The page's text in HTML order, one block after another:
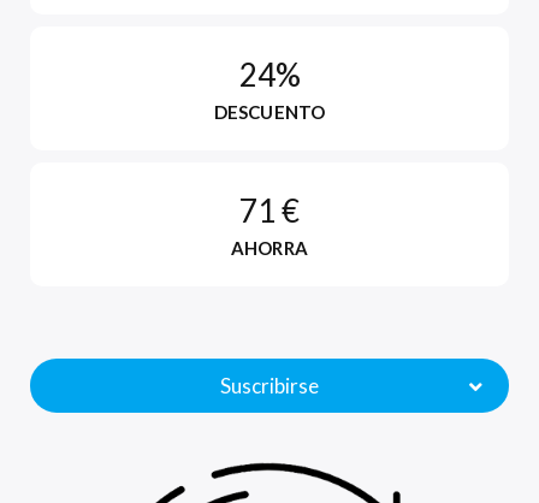
24%
DESCUENTO
71 €
AHORRA
Suscribirse